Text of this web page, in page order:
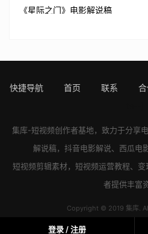
《星际之门》电影解说稿
快捷导航 首页 联系
集库-短视频创作者基地，致力于分享
解说稿， 抖音电影解说、 西瓜电
短视频剪辑素材，短视频运营教程、
者提供丰富
Copyright © 2019 集库.
登录 / 注册